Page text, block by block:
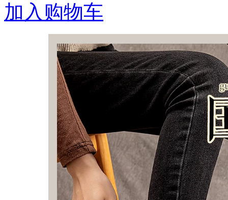
加入购物车